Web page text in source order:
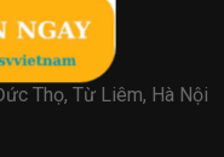
Thọ, Từ Liêm, Hà Nội